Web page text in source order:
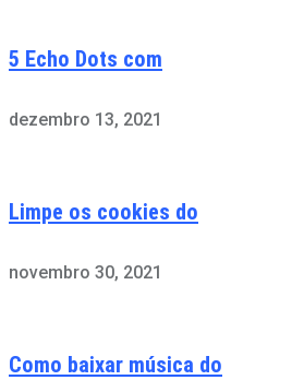
5 Echo Dots com
dezembro 13, 2021
Limpe os cookies do
novembro 30, 2021
Como baixar música do